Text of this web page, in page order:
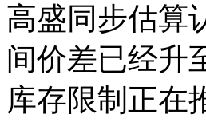
高盛同步估算
间价差已经升
库存限制正在